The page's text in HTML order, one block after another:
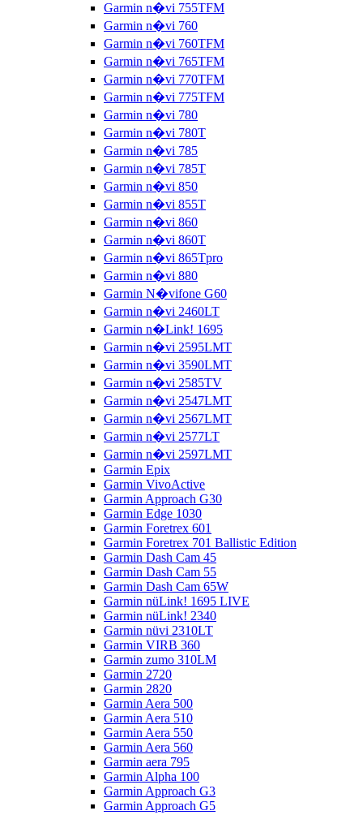
Garmin n�vi 755TFM
Garmin n�vi 760
Garmin n�vi 760TFM
Garmin n�vi 765TFM
Garmin n�vi 770TFM
Garmin n�vi 775TFM
Garmin n�vi 780
Garmin n�vi 780T
Garmin n�vi 785
Garmin n�vi 785T
Garmin n�vi 850
Garmin n�vi 855T
Garmin n�vi 860
Garmin n�vi 860T
Garmin n�vi 865Tpro
Garmin n�vi 880
Garmin N�vifone G60
Garmin n�vi 2460LT
Garmin n�Link! 1695
Garmin n�vi 2595LMT
Garmin n�vi 3590LMT
Garmin n�vi 2585TV
Garmin n�vi 2547LMT
Garmin n�vi 2567LMT
Garmin n�vi 2577LT
Garmin n�vi 2597LMT
Garmin Epix
Garmin VivoActive
Garmin Approach G30
Garmin Edge 1030
Garmin Foretrex 601
Garmin Foretrex 701 Ballistic Edition
Garmin Dash Cam 45
Garmin Dash Cam 55
Garmin Dash Cam 65W
Garmin nüLink! 1695 LIVE
Garmin nüLink! 2340
Garmin nüvi 2310LT
Garmin VIRB 360
Garmin zumo 310LM
Garmin 2720
Garmin 2820
Garmin Aera 500
Garmin Aera 510
Garmin Aera 550
Garmin Aera 560
Garmin aera 795
Garmin Alpha 100
Garmin Approach G3
Garmin Approach G5